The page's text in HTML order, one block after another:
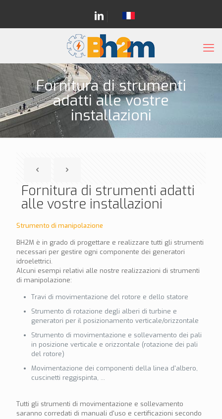
Fornitura di strumenti
adatti alle vostre
installazioni
Fornitura di strumenti adatti
alle vostre installazioni
Strumento di manipolazione
BH2M è in grado di progettare e realizzare tutti gli strumenti
necessari per gestire ogni componente dei generatori
idroelettrici.
Alcuni esempi relativi alle nostre realizzazioni di strumenti
di manipolazione:
Travi di movimentazione del rotore e dello statore
Strumento di rotazione degli alberi di turbine e
generatori per il posizionamento verticale/orizzontale
Strumento di movimentazione e sollevamento dei pali
in posizione verticale e orizzontale (rotazione dei pali
del rotore)
Movimentazione dei componenti della linea d'albero,
cuscinetti reggispinta, ...
Tutti gli strumenti di movimentazione e sollevamento
saranno corredati di manuali d'uso e certificazioni secondo